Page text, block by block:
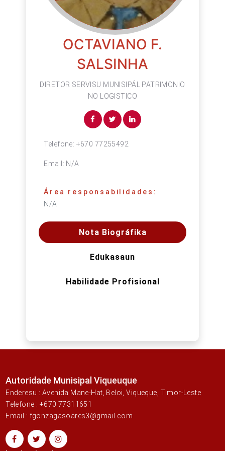
OCTAVIANO F.
SALSINHA
DIRETOR SERVISU MUNISIPÁL PATRIMONIO
NO LOGISTICO
Telefone: +670 77255492
Email: N/A
Área responsabilidades:
N/A
Nota Biográfika
Edukasaun
Habilidade Profisional
Autoridade Munisipal Viqueuque
Enderesu : Avenida Mane-Hat, Beloi, Viqueque, Timor-Leste
Telefone : +670 77311651
Email : fgonzagasoares3@gmail.com